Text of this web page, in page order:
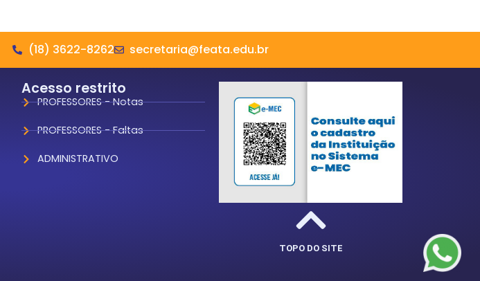
(18) 3622-8262 secretaria@feata.edu.br
Acesso restrito
PROFESSORES - Notas
PROFESSORES - Faltas
ADMINISTRATIVO
TOPO DO SITE